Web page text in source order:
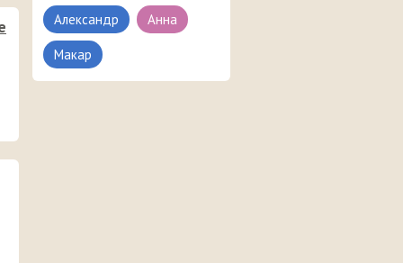
Александр Анна
Макар